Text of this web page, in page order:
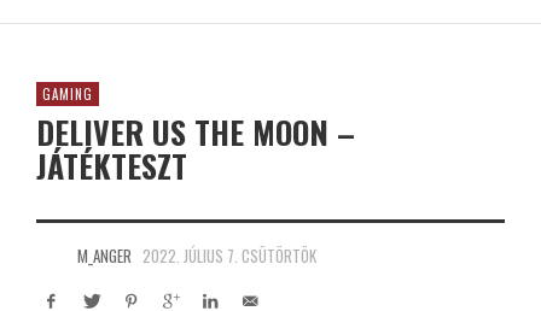
GAMING
DELIVER US THE MOON –
JÁTÉKTESZT
M_ANGER 2022. JÚLIUS 7. CSÜTÖRTÖK